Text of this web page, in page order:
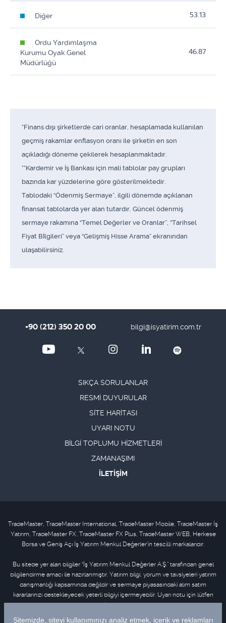
Diğer 53.13
Ordu Yardımlaşma
Kurumu Oyak Genel
Müdürlüğü
46.87
*Finans dışı şirketlerde cari oranlar, hesaplamada kullanılan
geçmiş rakamlar enflasyon oranı ile şirketin en son
açıkladığı döneme çekilerek hesaplanmaktadır.
**Kardemir ve İş Bankası için mali tablolar pay grupları
bazında kar yüzdelerine göre gösterilmektedir.
Tablodaki “Ödenmiş Sermaye”, ilgili dönemde açıklanan
finansal tablolarda yer alan tutardır. Güncel ödenmiş
sermaye rakamına “Temel Değerler ve Oranlar”, “Tarihsel
Fiyat Bİlgileri” veya “Gelişmiş Hisse Arama” ekranından
ulaşabilirsiniz.
+90 (212) 350 20 00 bilgi@isyatirim.com.tr
SIKÇA SORULANLAR
RESMİ DUYURULAR
SİTE HARİTASI
UYARI NOTU
BİLGİ TOPLUMU HİZMETLERİ
ZAMANAŞIMI
İLETİŞİM
TradeMaster, TradeMaster International, TradeMaster Mobile, TradeMaster İş
Yatırım, TradeMaster FX, TradeMaster FX Plus, TradeMaster WEB, Herkese
Borsa ve Geniş Açı İş Yatırım Menkul Değerler'in tescilli markalarıdır.
Bu sitede yer alan bilgiler “İş Yatırım Menkul Değerler A.Ş.” tarafından genel
bilgilendirme amacı ile hazırlanmıştır. Yatırım bilgi, yorum ve tavsiyeleri yatırım
danışmanlığı kapsamında değildir ve sermaye piyasasındaki alım satım
kararlarınızı destekleyecek yeterli bilgiyi içermeyebilir. Uyarı notu için lütfen
tıklayınız.